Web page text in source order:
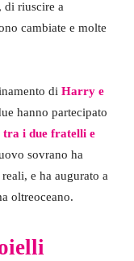
di riuscire a
cambiate e molte
di Harry e
hanno partecipato
tra i due fratelli e
sovrano ha
e ha augurato a
oltreoceano.